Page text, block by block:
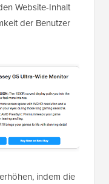
Website-Inhalt
der Benutzer
indem die